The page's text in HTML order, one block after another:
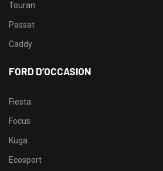
Touran
Passat
Caddy
FORD D’OCCASION
Fiesta
Focus
Kuga
Ecosport